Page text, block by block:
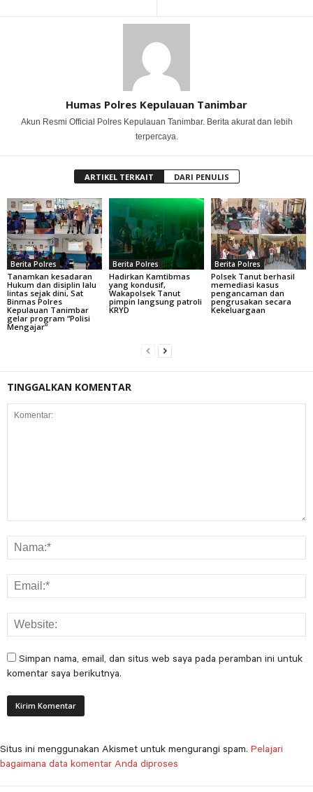
Humas Polres Kepulauan Tanimbar
Akun Resmi Official Polres Kepulauan Tanimbar. Berita akurat dan lebih
terpercaya.
ARTIKEL TERKAIT DARI PENULIS
Berita Polres
Tanamkan kesadaran
Hukum dan disiplin lalu
lintas sejak dini, Sat
Binmas Polres
Kepulauan Tanimbar
gelar program “Polisi
Mengajar”
Berita Polres
Hadirkan Kamtibmas
yang kondusif,
Wakapolsek Tanut
pimpin langsung patroli
KRYD
Berita Polres
Polsek Tanut berhasil
memediasi kasus
pengancaman dan
pengrusakan secara
Kekeluargaan
TINGGALKAN KOMENTAR
Simpan nama, email, dan situs web saya pada peramban ini untuk
komentar saya berikutnya.
Situs ini menggunakan Akismet untuk mengurangi spam. Pelajari
bagaimana data komentar Anda diproses